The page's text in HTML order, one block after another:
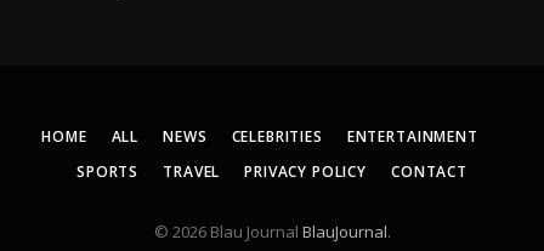
HOME ALL NEWS CELEBRITIES
ENTERTAINMENT
SPORTS
TRAVEL PRIVACY POLICY CONTACT
© 2026 Blau Journal BlauJournal.